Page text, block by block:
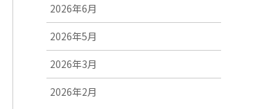
2026年6月
2026年5月
2026年3月
2026年2月